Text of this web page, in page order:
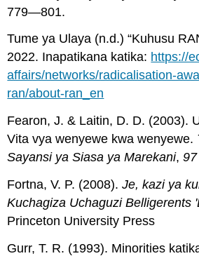
779—801.
Tume ya Ulaya (n.d.) “Kuhusu
2022. Inapatikana katika: https://
affairs/networks/radicalisation-
ran/about-ran_en
Fearon, J. & Laitin, D. D. (2003).
Vita vya wenyewe kwa wenyewe.
Sayansi ya Siasa ya Marekani,97
Fortna, V. P. (2008).Je, kazi ya
Kuchagiza Uchaguzi Belligerents
Princeton University Press
Gurr, T. R. (1993). Minorities